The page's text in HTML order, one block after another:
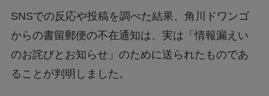
SNSでの反応や投稿を調べた結果、角川ドワンゴ
からの書留郵便の不在通知は、実は「情報漏えい
のお詫びとお知らせ」のために送られたものであ
ることが判明しました。